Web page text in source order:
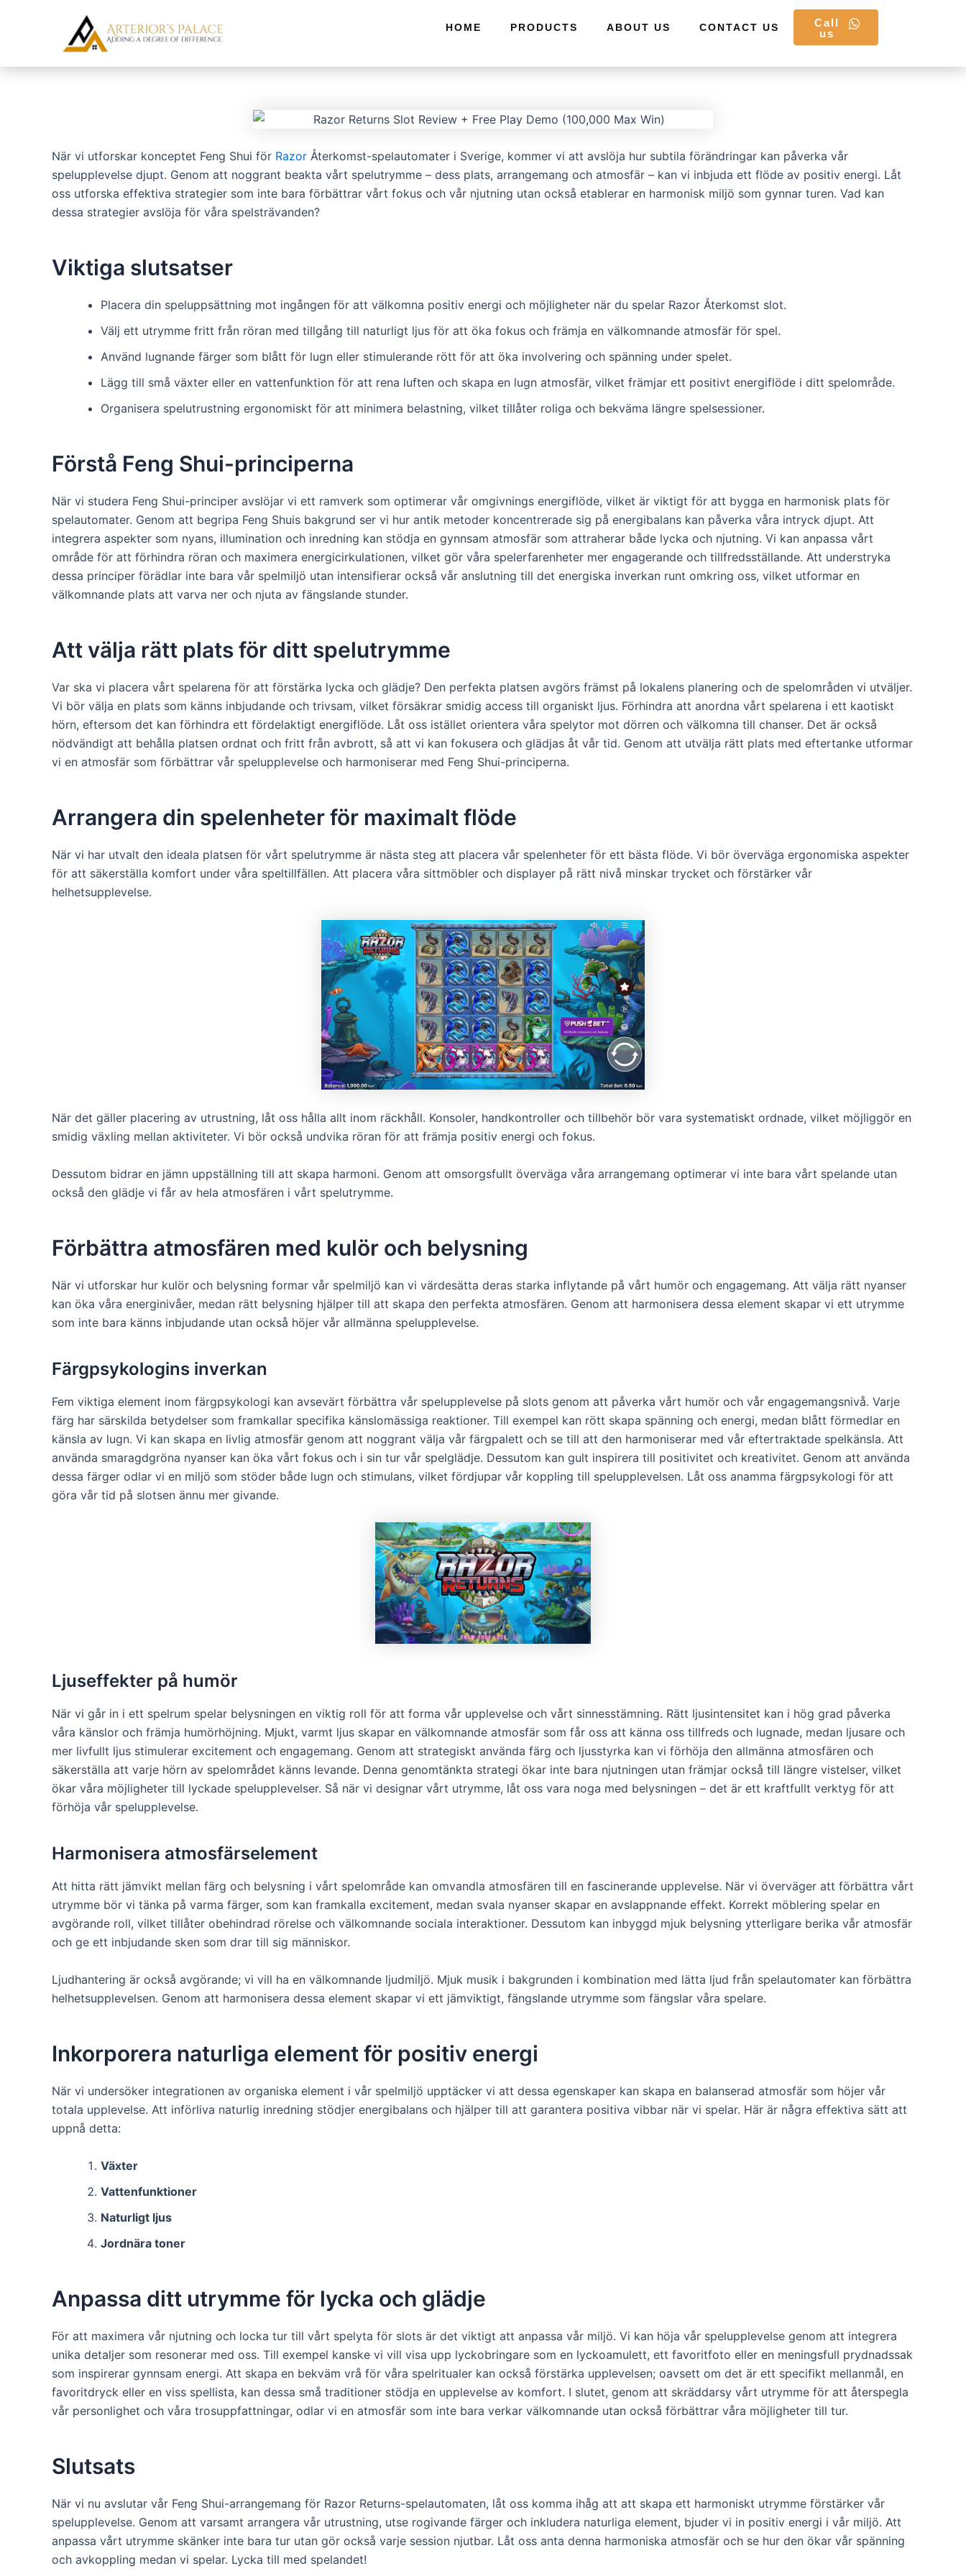
HOME PRODUCTS ABOUT US CONTACT US
Call
us
När vi utforskar konceptet Feng Shui för Razor Återkomst-spelautomater i Sverige, kommer vi att avslöja hur subtila förändringar kan påverka vår
spelupplevelse djupt. Genom att noggrant beakta vårt spelutrymme – dess plats, arrangemang och atmosfär – kan vi inbjuda ett flöde av positiv energi. Låt
oss utforska effektiva strategier som inte bara förbättrar vårt fokus och vår njutning utan också etablerar en harmonisk miljö som gynnar turen. Vad kan
dessa strategier avslöja för våra spelsträvanden?
Viktiga slutsatser
Placera din speluppsättning mot ingången för att välkomna positiv energi och möjligheter när du spelar Razor Återkomst slot.
Välj ett utrymme fritt från röran med tillgång till naturligt ljus för att öka fokus och främja en välkomnande atmosfär för spel.
Använd lugnande färger som blått för lugn eller stimulerande rött för att öka involvering och spänning under spelet.
Lägg till små växter eller en vattenfunktion för att rena luften och skapa en lugn atmosfär, vilket främjar ett positivt energiflöde i ditt spelområde.
Organisera spelutrustning ergonomiskt för att minimera belastning, vilket tillåter roliga och bekväma längre spelsessioner.
Förstå Feng Shui-principerna
När vi studera Feng Shui-principer avslöjar vi ett ramverk som optimerar vår omgivnings energiflöde, vilket är viktigt för att bygga en harmonisk plats för
spelautomater. Genom att begripa Feng Shuis bakgrund ser vi hur antik metoder koncentrerade sig på energibalans kan påverka våra intryck djupt. Att
integrera aspekter som nyans, illumination och inredning kan stödja en gynnsam atmosfär som attraherar både lycka och njutning. Vi kan anpassa vårt
område för att förhindra röran och maximera energicirkulationen, vilket gör våra spelerfarenheter mer engagerande och tillfredsställande. Att understryka
dessa principer förädlar inte bara vår spelmiljö utan intensifierar också vår anslutning till det energiska inverkan runt omkring oss, vilket utformar en
välkomnande plats att varva ner och njuta av fängslande stunder.
Att välja rätt plats för ditt spelutrymme
Var ska vi placera vårt spelarena för att förstärka lycka och glädje? Den perfekta platsen avgörs främst på lokalens planering och de spelområden vi utväljer.
Vi bör välja en plats som känns inbjudande och trivsam, vilket försäkrar smidig access till organiskt ljus. Förhindra att anordna vårt spelarena i ett kaotiskt
hörn, eftersom det kan förhindra ett fördelaktigt energiflöde. Låt oss istället orientera våra spelytor mot dörren och välkomna till chanser. Det är också
nödvändigt att behålla platsen ordnat och fritt från avbrott, så att vi kan fokusera och glädjas åt vår tid. Genom att utvälja rätt plats med eftertanke utformar
vi en atmosfär som förbättrar vår spelupplevelse och harmoniserar med Feng Shui-principerna.
Arrangera din spelenheter för maximalt flöde
När vi har utvalt den ideala platsen för vårt spelutrymme är nästa steg att placera vår spelenheter för ett bästa flöde. Vi bör överväga ergonomiska aspekter
för att säkerställa komfort under våra speltillfällen. Att placera våra sittmöbler och displayer på rätt nivå minskar trycket och förstärker vår
helhetsupplevelse.
När det gäller placering av utrustning, låt oss hålla allt inom räckhåll. Konsoler, handkontroller och tillbehör bör vara systematiskt ordnade, vilket möjliggör en
smidig växling mellan aktiviteter. Vi bör också undvika röran för att främja positiv energi och fokus.
Dessutom bidrar en jämn uppställning till att skapa harmoni. Genom att omsorgsfullt överväga våra arrangemang optimerar vi inte bara vårt spelande utan
också den glädje vi får av hela atmosfären i vårt spelutrymme.
Förbättra atmosfären med kulör och belysning
När vi utforskar hur kulör och belysning formar vår spelmiljö kan vi värdesätta deras starka inflytande på vårt humör och engagemang. Att välja rätt nyanser
kan öka våra energinivåer, medan rätt belysning hjälper till att skapa den perfekta atmosfären. Genom att harmonisera dessa element skapar vi ett utrymme
som inte bara känns inbjudande utan också höjer vår allmänna spelupplevelse.
Färgpsykologins inverkan
Fem viktiga element inom färgpsykologi kan avsevärt förbättra vår spelupplevelse på slots genom att påverka vårt humör och vår engagemangsnivå. Varje
färg har särskilda betydelser som framkallar specifika känslomässiga reaktioner. Till exempel kan rött skapa spänning och energi, medan blått förmedlar en
känsla av lugn. Vi kan skapa en livlig atmosfär genom att noggrant välja vår färgpalett och se till att den harmoniserar med vår eftertraktade spelkänsla. Att
använda smaragdgröna nyanser kan öka vårt fokus och i sin tur vår spelglädje. Dessutom kan gult inspirera till positivitet och kreativitet. Genom att använda
dessa färger odlar vi en miljö som stöder både lugn och stimulans, vilket fördjupar vår koppling till spelupplevelsen. Låt oss anamma färgpsykologi för att
göra vår tid på slotsen ännu mer givande.
Ljuseffekter på humör
När vi går in i ett spelrum spelar belysningen en viktig roll för att forma vår upplevelse och vårt sinnesstämning. Rätt ljusintensitet kan i hög grad påverka
våra känslor och främja humörhöjning. Mjukt, varmt ljus skapar en välkomnande atmosfär som får oss att känna oss tillfreds och lugnade, medan ljusare och
mer livfullt ljus stimulerar excitement och engagemang. Genom att strategiskt använda färg och ljusstyrka kan vi förhöja den allmänna atmosfären och
säkerställa att varje hörn av spelområdet känns levande. Denna genomtänkta strategi ökar inte bara njutningen utan främjar också till längre vistelser, vilket
ökar våra möjligheter till lyckade spelupplevelser. Så när vi designar vårt utrymme, låt oss vara noga med belysningen – det är ett kraftfullt verktyg för att
förhöja vår spelupplevelse.
Harmonisera atmosfärselement
Att hitta rätt jämvikt mellan färg och belysning i vårt spelområde kan omvandla atmosfären till en fascinerande upplevelse. När vi överväger att förbättra vårt
utrymme bör vi tänka på varma färger, som kan framkalla excitement, medan svala nyanser skapar en avslappnande effekt. Korrekt möblering spelar en
avgörande roll, vilket tillåter obehindrad rörelse och välkomnande sociala interaktioner. Dessutom kan inbyggd mjuk belysning ytterligare berika vår atmosfär
och ge ett inbjudande sken som drar till sig människor.
Ljudhantering är också avgörande; vi vill ha en välkomnande ljudmiljö. Mjuk musik i bakgrunden i kombination med lätta ljud från spelautomater kan förbättra
helhetsupplevelsen. Genom att harmonisera dessa element skapar vi ett jämviktigt, fängslande utrymme som fängslar våra spelare.
Inkorporera naturliga element för positiv energi
När vi undersöker integrationen av organiska element i vår spelmiljö upptäcker vi att dessa egenskaper kan skapa en balanserad atmosfär som höjer vår
totala upplevelse. Att införliva naturlig inredning stödjer energibalans och hjälper till att garantera positiva vibbar när vi spelar. Här är några effektiva sätt att
uppnå detta:
Växter
Vattenfunktioner
Naturligt ljus
Jordnära toner
Anpassa ditt utrymme för lycka och glädje
För att maximera vår njutning och locka tur till vårt spelyta för slots är det viktigt att anpassa vår miljö. Vi kan höja vår spelupplevelse genom att integrera
unika detaljer som resonerar med oss. Till exempel kanske vi vill visa upp lyckobringare som en lyckoamulett, ett favoritfoto eller en meningsfull prydnadssak
som inspirerar gynnsam energi. Att skapa en bekväm vrå för våra spelritualer kan också förstärka upplevelsen; oavsett om det är ett specifikt mellanmål, en
favoritdryck eller en viss spellista, kan dessa små traditioner stödja en upplevelse av komfort. I slutet, genom att skräddarsy vårt utrymme för att återspegla
vår personlighet och våra trosuppfattningar, odlar vi en atmosfär som inte bara verkar välkomnande utan också förbättrar våra möjligheter till tur.
Slutsats
När vi nu avslutar vår Feng Shui-arrangemang för Razor Returns-spelautomaten, låt oss komma ihåg att att skapa ett harmoniskt utrymme förstärker vår
spelupplevelse. Genom att varsamt arrangera vår utrustning, utse rogivande färger och inkludera naturliga element, bjuder vi in positiv energi i vår miljö. Att
anpassa vårt utrymme skänker inte bara tur utan gör också varje session njutbar. Låt oss anta denna harmoniska atmosfär och se hur den ökar vår spänning
och avkoppling medan vi spelar. Lycka till med spelandet!
navigation